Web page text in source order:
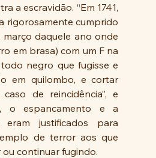
a escravidão. “Em 1741,
rigorosamente cumprido
daquele ano onde
em brasa) com um F na
negro que fugisse e
em quilombo, e cortar
de reincidência”, e
o espancamento e a
eram justificados para
de terror aos que
continuar fugindo.